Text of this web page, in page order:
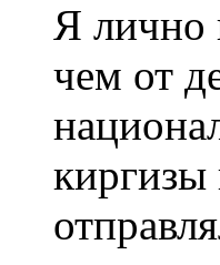
Я лично
чем от
киргизы